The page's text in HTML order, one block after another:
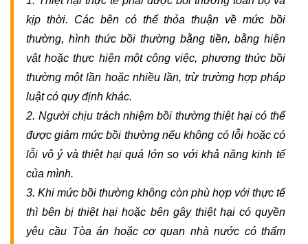
LUẬT
SƯ
KINH
LAO
ĐỘNG
BẢO
LUẬT
SƯ
GIẢI
kịp thời. Các bên có thể thỏa thuận về mức bồi
thường, hình thức bồi thường bằng tiền, bằng hiện
vật hoặc thực hiện một công việc, phương thức bồi
thường một lần hoặc nhiều lần, trừ trường hợp pháp
luật có quy định khác.
2. Người chịu trách nhiệm bồi thường thiệt hại có thể
được giảm mức bồi thường nếu không có lỗi hoặc có
lỗi vô ý và thiệt hại quá lớn so với khả năng kinh tế
của mình.
3. Khi mức bồi thường không còn phù hợp với thực tế
thì bên bị thiệt hại hoặc bên gây thiệt hại có quyền
yêu cầu Tòa án hoặc cơ quan nhà nước có thẩm